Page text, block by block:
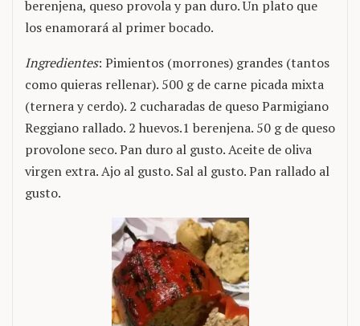
berenjena, queso provola y pan duro. Un plato que
los enamorará al primer bocado.
Ingredientes: Pimientos (morrones) grandes (tantos
como quieras rellenar). 500 g de carne picada mixta
(ternera y cerdo). 2 cucharadas de queso Parmigiano
Reggiano rallado. 2 huevos.1 berenjena. 50 g de queso
provolone seco. Pan duro al gusto. Aceite de oliva
virgen extra. Ajo al gusto. Sal al gusto. Pan rallado al
gusto.